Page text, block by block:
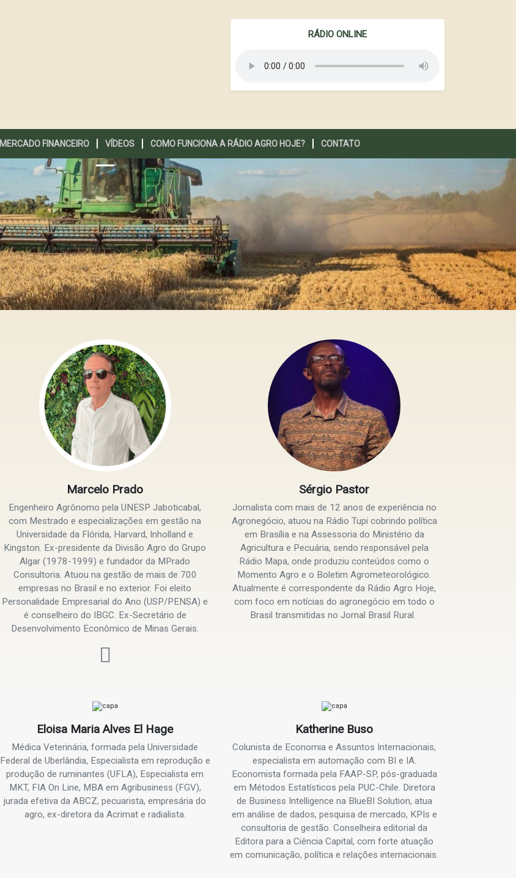
RÁDIO ONLINE
MERCADO FINANCEIRO VÍDEOS COMO FUNCIONA A RÁDIO AGRO HOJE? CONTATO
Marcelo Prado
Engenheiro Agrônomo pela UNESP Jaboticabal,
com Mestrado e especializações em gestão na
Universidade da Flórida, Harvard, Inholland e
Kingston. Ex-presidente da Divisão Agro do Grupo
Algar (1978-1999) e fundador da MPrado
Consultoria. Atuou na gestão de mais de 700
empresas no Brasil e no exterior. Foi eleito
Personalidade Empresarial do Ano (USP/PENSA) e
é conselheiro do IBGC. Ex-Secretário de
Desenvolvimento Econômico de Minas Gerais.
Sérgio Pastor
Jornalista com mais de 12 anos de experiência no
Agronegócio, atuou na Rádio Tupi cobrindo política
em Brasília e na Assessoria do Ministério da
Agricultura e Pecuária, sendo responsável pela
Rádio Mapa, onde produziu conteúdos como o
Momento Agro e o Boletim Agrometeorológico.
Atualmente é correspondente da Rádio Agro Hoje,
com foco em notícias do agronegócio em todo o
Brasil transmitidas no Jornal Brasil Rural.
Eloisa Maria Alves El Hage
Médica Veterinária, formada pela Universidade
Federal de Uberlândia, Especialista em reprodução e
produção de ruminantes (UFLA), Especialista em
MKT, FIA On Line, MBA em Agribusiness (FGV),
jurada efetiva da ABCZ, pecuarista, empresária do
agro, ex-diretora da Acrimat e radialista.
Katherine Buso
Colunista de Economia e Assuntos Internacionais,
especialista em automação com BI e IA.
Economista formada pela FAAP-SP, pós-graduada
em Métodos Estatísticos pela PUC-Chile. Diretora
de Business Intelligence na BlueBI Solution, atua
em análise de dados, pesquisa de mercado, KPIs e
consultoria de gestão. Conselheira editorial da
Editora para a Ciência Capital, com forte atuação
em comunicação, política e relações internacionais.